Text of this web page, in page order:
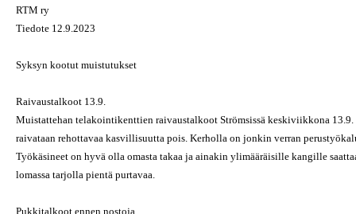
RTM ry
Tiedote 12.9.2023
Syksyn kootut muistutukset
Raivaustalkoot 13.9.
Muistattehan telakointikenttien raivaustalkoot Strömsissä keskiviikkona
raivataan rehottavaa kasvillisuutta pois. Kerholla on jonkin verran
Työkäsineet on hyvä olla omasta takaa ja ainakin ylimääräisille kangille
lomassa tarjolla pientä purtavaa.
Pukkitalkoot ennen nostoja